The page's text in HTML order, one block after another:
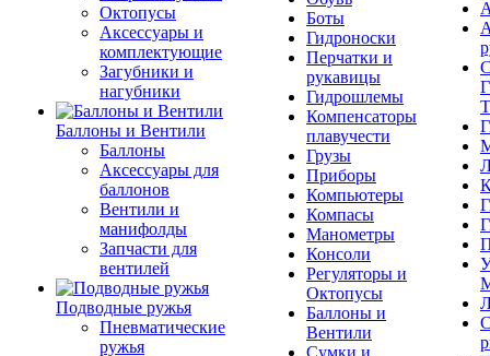
Октопусы
Аксессуары и
комплектующие
Загубники и
нагубники
Баллоны и Вентили
Баллоны
Аксессуары для
баллонов
Вентили и
манифолды
Запчасти для
вентилей
Подводные ружья
Пневматические
ружья
Боты
Гидроноски
Перчатки и
рукавицы
Гидрошлемы
Компенсаторы
плавучести
Грузы
Приборы
Компьютеры
Компасы
Манометры
Консоли
Регуляторы и
Октопусы
Баллоны и
Вентили
Сумки и